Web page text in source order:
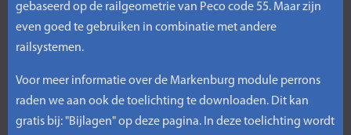
gebaseerd op de railgeometrie van Peco code 55. Maar zijn
even goed te gebruiken in combinatie met andere
railsystemen.
Voor meer informatie over de Markenburg module perrons
raden we aan ook de toelichting te downloaden. Dit kan
gratis bij: "Bijlagen" op deze pagina. In deze toelichting wordt